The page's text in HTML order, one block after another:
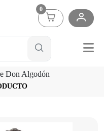
0
Don Algodón